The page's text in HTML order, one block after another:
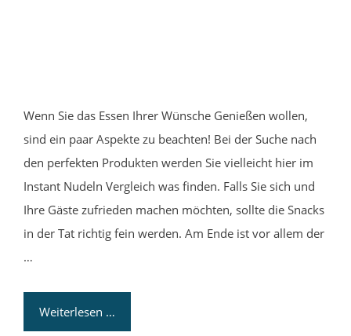
Wenn Sie das Essen Ihrer Wünsche Genießen wollen,
sind ein paar Aspekte zu beachten! Bei der Suche nach
den perfekten Produkten werden Sie vielleicht hier im
Instant Nudeln Vergleich was finden. Falls Sie sich und
Ihre Gäste zufrieden machen möchten, sollte die Snacks
in der Tat richtig fein werden. Am Ende ist vor allem der
…
Weiterlesen …